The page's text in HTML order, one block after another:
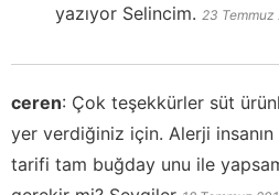
yazıyor Selincim. 23 Temmuz
ceren: Çok teşekkürler süt
yer verdiğiniz için. Alerji
tarifi tam buğday unu ile